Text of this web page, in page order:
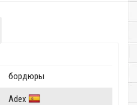
бордюры
Adex